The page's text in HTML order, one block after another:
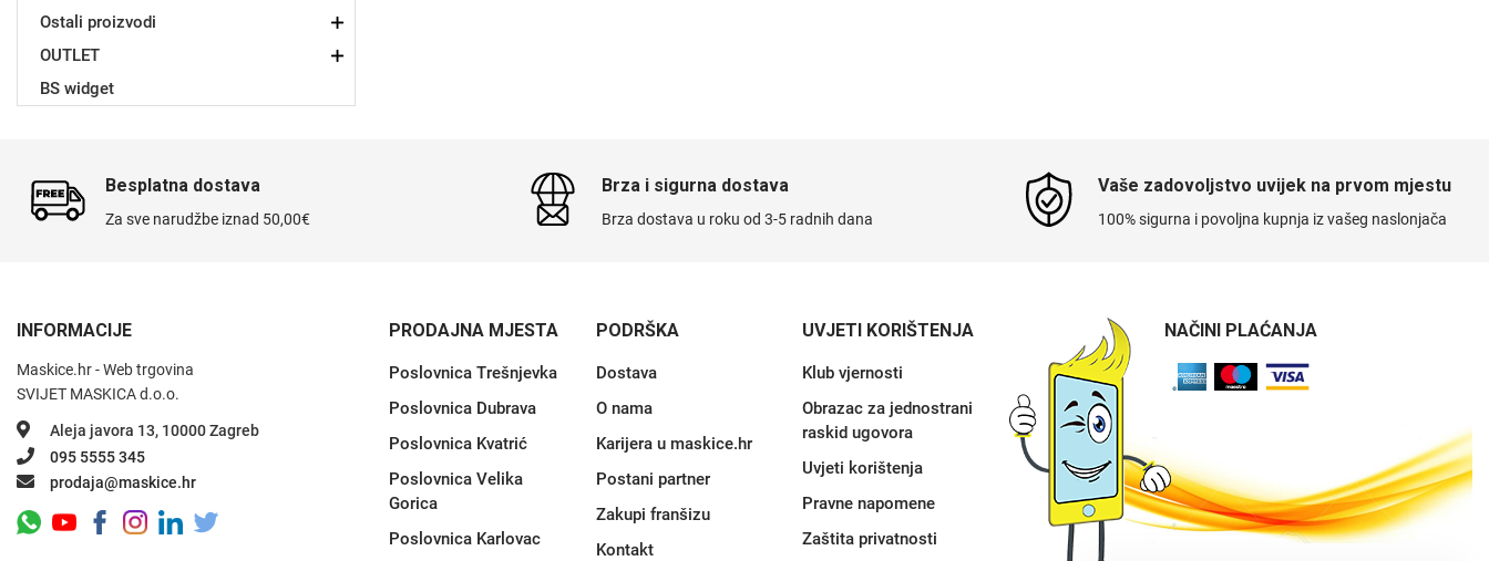
Ostali proizvodi
OUTLET
BS widget
Besplatna dostava
Za sve narudžbe iznad 50,00€
Brza i sigurna dostava
Brza dostava u roku od 3-5 radnih dana
Vaše zadovoljstvo uvijek na prvom mjestu
100% sigurna i povoljna kupnja iz vašeg naslonjača
INFORMACIJE
Maskice.hr - Web trgovina
SVIJET MASKICA d.o.o.
Aleja javora 13, 10000 Zagreb
095 5555 345
prodaja@maskice.hr
PRODAJNA MJESTA
Poslovnica Trešnjevka
Poslovnica Dubrava
Poslovnica Kvatrić
Poslovnica Velika
Gorica
Poslovnica Karlovac
PODRŠKA
Dostava
O nama
Karijera u maskice.hr
Postani partner
Zakupi franšizu
Kontakt
UVJETI KORIŠTENJA
Klub vjernosti
Obrazac za jednostrani
raskid ugovora
Uvjeti korištenja
Pravne napomene
Zaštita privatnosti
NAČINI PLAĆANJA
Životinjsko carstvo Takeoff
Svemirska kolekcija Valentinovo
Preklopne maskice